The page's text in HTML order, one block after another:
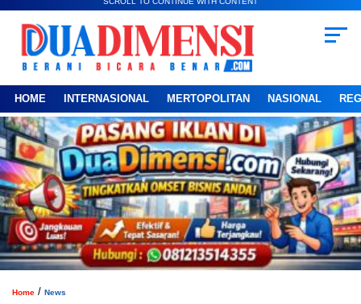
HOME INTERNASIONAL MERTOPOLITAN NASIONAL
Home / News